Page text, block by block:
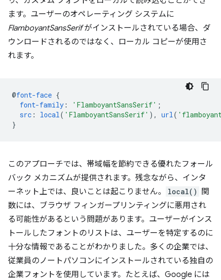
ます。ユーザーのオペレーティング システムに
FlamboyantSansSerifがインストールされている場合、ダ
ウンロードされるのではなく、ローカル コピーが使用さ
れます。
@font-face {
font-family : 'FlamboyantSansSerif' ;
src : local( 'FlamboyantSansSerif' ), url(
}
このアプローチでは、帯域幅を節約できる優れたフォール
バック メカニズムが提供されます。残念ながら、インタ
ーネット上では、良いことは起こりません。
local()
関
数には、ブラウザ フィンガープリンティングに悪用され
る可能性があるという問題があります。ユーザーがインス
トールしたフォントのリストは、ユーザーを特定するのに
十分な情報であることがわかりました。多くの企業では、
従業員のノートパソコンにインストールされている独自の
企業フォントを使用しています。たとえば、Google には